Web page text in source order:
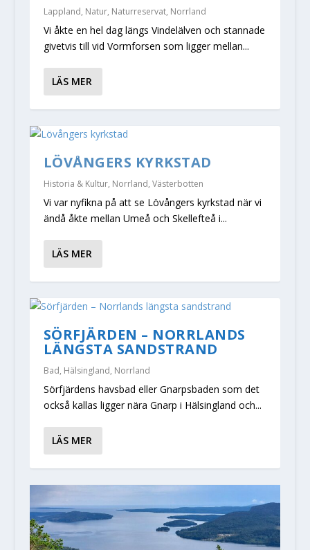
Lappland, Natur, Naturreservat, Norrland
Vi åkte en hel dag längs Vindelälven och stannade
givetvis till vid Vormforsen som ligger mellan...
LÄS MER
LÖVÅNGERS KYRKSTAD
Historia & Kultur, Norrland, Västerbotten
Vi var nyfikna på att se Lövångers kyrkstad när vi
ändå åkte mellan Umeå och Skellefteå i...
LÄS MER
SÖRFJÄRDEN – NORRLANDS
LÄNGSTA SANDSTRAND
Bad, Hälsingland, Norrland
Sörfjärdens havsbad eller Gnarpsbaden som det
också kallas ligger nära Gnarp i Hälsingland och...
LÄS MER